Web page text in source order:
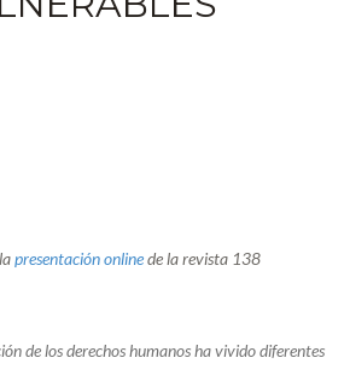
presentación onlinede la revista 138
de los derechos humanos ha vivido diferentes